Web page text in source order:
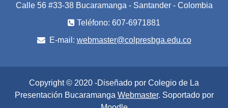
Calle 56 #33-38 Bucaramanga - Santander - Colombia
Teléfono: 607-6971881
E-mail: webmaster@colpresbga.edu.co
Copyright © 2020 -Diseñado por Colegio de La
Presentación Bucaramanga Webmaster. Soportado por